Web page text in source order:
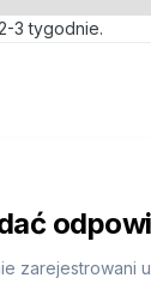
3 tygodnie.
zarejestrowani